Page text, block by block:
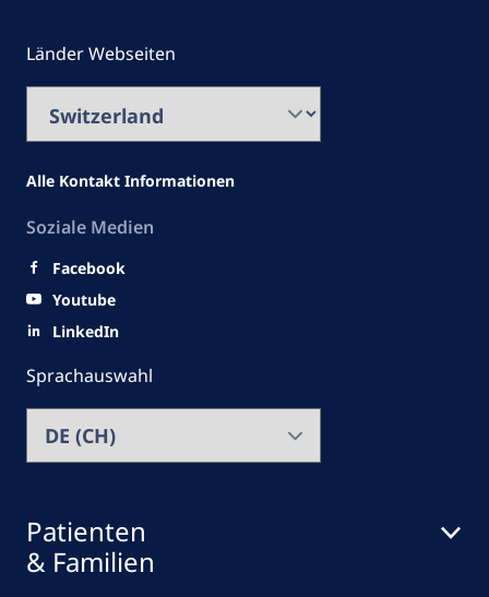
Patienten
& Familien
Länder Webseiten
Alle Kontakt Informationen
Soziale Medien
Facebook
Youtube
LinkedIn
Sprachauswahl